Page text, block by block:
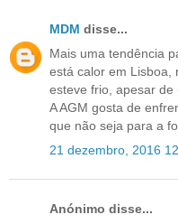
MDM disse...
Mais uma tendência
está calor em Lisboa,
esteve frio, apesar
A AGM gosta de
que não seja para a
21 dezembro, 2016
Anónimo disse...